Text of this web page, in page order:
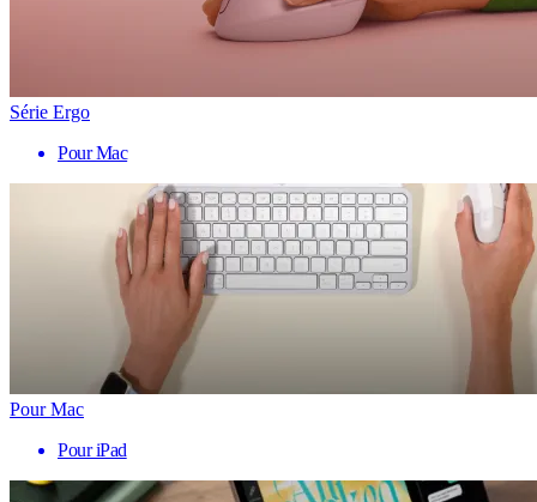
Série Ergo
Pour Mac
Pour Mac
Pour iPad